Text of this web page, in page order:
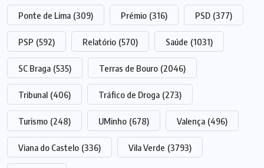
Ponte de Lima (309) Prémio (316) PSD (377)
PSP (592) Relatório (570) Saúde (1031)
SC Braga (535) Terras de Bouro (2046)
Tribunal (406) Tráfico de Droga (273)
Turismo (248) UMinho (678) Valença (496)
Viana do Castelo (336) Vila Verde (3793)